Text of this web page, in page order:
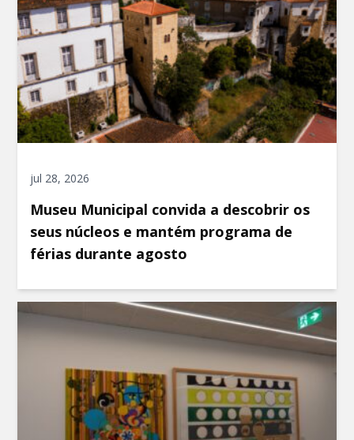
jul 28, 2026
Museu Municipal convida a descobrir os
seus núcleos e mantém programa de
férias durante agosto